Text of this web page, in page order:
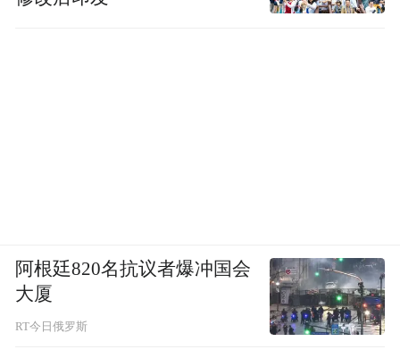
阿根廷820名抗议者爆冲国会
大厦
RT今日俄罗斯